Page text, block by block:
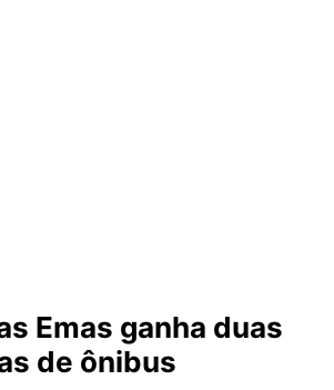
Emas ganha duas
de ônibus